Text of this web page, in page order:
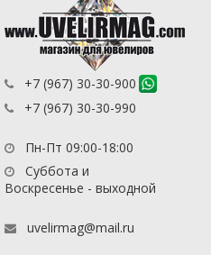
+7 (967) 30-30-900
+7 (967) 30-30-990
Пн-Пт 09:00-18:00
Суббота и
Воскресенье - выходной
uvelirmag@mail.ru